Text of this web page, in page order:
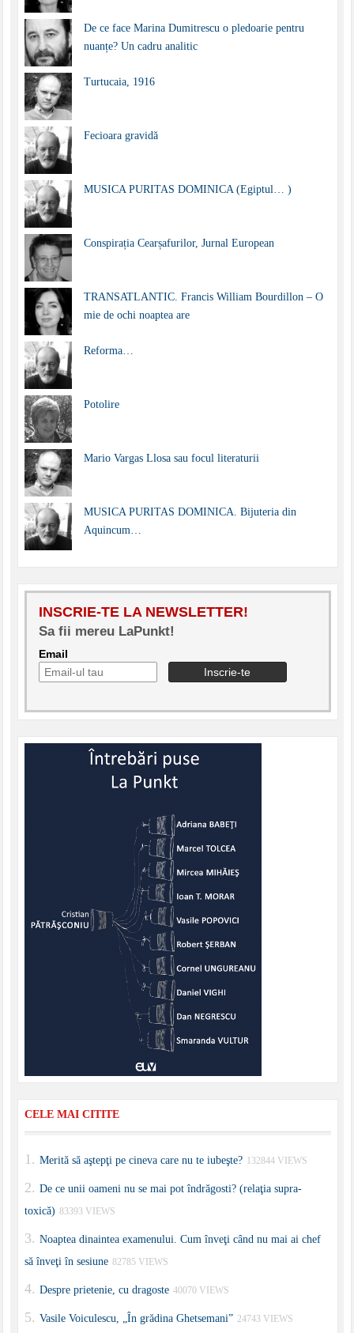
De ce face Marina Dumitrescu o pledoarie pentru
nuanțe? Un cadru analitic
Turtucaia, 1916
Fecioara gravidă
MUSICA PURITAS DOMINICA (Egiptul… )
Conspirația Cearșafurilor, Jurnal European
TRANSATLANTIC. Francis William Bourdillon – O
mie de ochi noaptea are
Reforma…
Potolire
Mario Vargas Llosa sau focul literaturii
MUSICA PURITAS DOMINICA. Bijuteria din
Aquincum…
INSCRIE-TE LA NEWSLETTER!
Sa fii mereu LaPunkt!
Email
CELE MAI CITITE
Merită să aştepţi pe cineva care nu te iubeşte? 132844 VIEWS
De ce unii oameni nu se mai pot îndrăgosti? (relaţia supra-
toxică) 83393 VIEWS
Noaptea dinaintea examenului. Cum înveţi când nu mai ai chef
să înveţi în sesiune 82785 VIEWS
Despre prietenie, cu dragoste 40070 VIEWS
Vasile Voiculescu, „În grădina Ghetsemani” 24743 VIEWS